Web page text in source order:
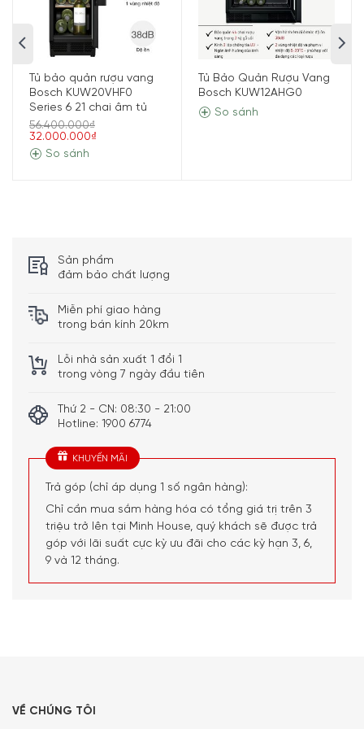
Bosch KUW21AHG0 Series 6.
Hai vùng nhiệt độ cho các loại rượu khác
nhau
Rượu vang trắng và rượu vang đỏ cần những vùng nhiệt
độ khác nhau để được bảo quản tốt nhất. Vậy thì chúng
điều đó đi vì đã có Tủ Bảo Quản Rượu Vang Bosch
KUW21AHG0 Series 6. Trong tủ rượu này của Bosh, dải
nhiệt độ từ 5 tới 20 độ C được chia thành 2 vùng để giữ
cho các loại rượu luôn ở nhiệt độ uống lý tưởng. Quý
có được mức nhiệt hoàn hảo nhất cho rượu của mình.
Đèn LED chiếu sáng tôn lên vẻ đẹp đẳng
Tủ bảo quản rượu vang
Bosch KUW20VHF0
Series 6 21 chai âm tủ
56.400.000₫
32.000.000₫
So sánh
Tủ Bảo Quản Rượu Vang
Bosch KUW12AHG0
So sánh
Sản phẩm
đảm bảo chất lượng
Miễn phí giao hàng
trong bán kính 20km
Lỗi nhà sản xuất 1 đổi 1
trong vòng 7 ngày đầu tiên
Thứ 2 - CN: 08:30 - 21:00
Hotline: 1900 6774
KHUYẾN MÃI
Trả góp (chỉ áp dụng 1 số ngân hàng):
Chỉ cần mua sắm hàng hóa có tổng giá trị trên 3
triệu trở lên tại Minh House, quý khách sẽ được trả
góp với lãi suất cực kỳ ưu đãi cho các kỳ hạn 3, 6,
9 và 12 tháng.
VỀ CHÚNG TÔI